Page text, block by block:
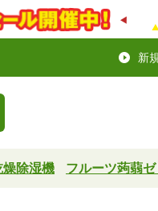
新
燥除湿機 フルーツ蒟蒻